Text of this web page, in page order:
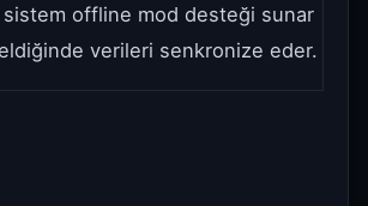
offline mod desteği sunar
verileri senkronize eder.